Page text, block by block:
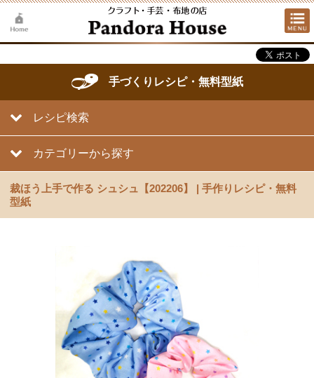
手づくりレシピ・無料型紙
レシピ検索
カテゴリーから探す
裁ほう上手で作る シュシュ【202206】 | 手作りレシピ・無料
型紙